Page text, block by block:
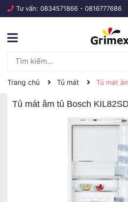
Tư vấn: 0834571866 - 0816777686
Trang chủ Tủ mát Tủ mát
Tủ mát âm tủ Bosch